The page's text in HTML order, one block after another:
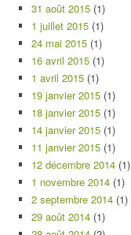
31 août 2015 (1)
1 juillet 2015 (1)
24 mai 2015 (1)
16 avril 2015 (1)
1 avril 2015 (1)
19 janvier 2015 (1)
18 janvier 2015 (1)
14 janvier 2015 (1)
11 janvier 2015 (1)
12 décembre 2014 (1)
1 novembre 2014 (1)
2 septembre 2014 (1)
29 août 2014 (1)